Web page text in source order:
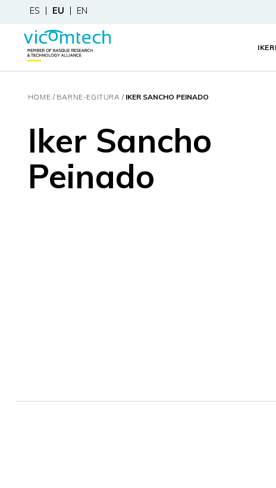
ES EU EN
HOME BARNE-EGITURA IKER SANCHO PEINADO
Iker Sancho
Peinado